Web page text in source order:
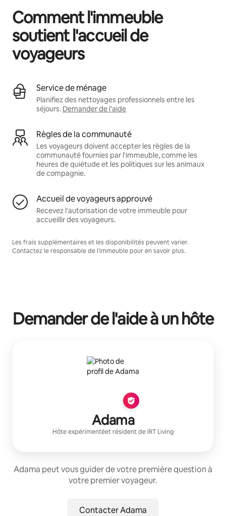
Comment l'immeuble
soutient l'accueil de
voyageurs
Service de ménage
Planifiez des nettoyages professionnels entre les
séjours. Demander de l'aide
Règles de la communauté
Les voyageurs doivent accepter les règles de la
communauté fournies par l'immeuble, comme les
heures de quiétude et les politiques sur les animaux
de compagnie.
Accueil de voyageurs approuvé
Recevez l'autorisation de votre immeuble pour
accueillir des voyageurs.
Les frais supplémentaires et les disponibilités peuvent varier.
Contactez le responsable de l'immeuble pour en savoir plus.
Demander de l'aide à un hôte
Adama
Hôte expérimentéet résident de IRT Living
Adama peut vous guider de votre première question à
votre premier voyageur.
Contacter Adama